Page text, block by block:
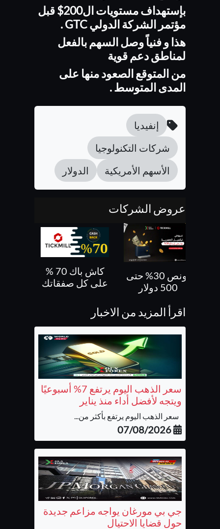
بإستهداف مستويات ال200$ قبل
مؤتمر الشركة الدولي GTC .
هذا و فنياً وصل السهم بالفعل
لمناطق دعم قوية
من المتوقع الصعود منها على
المدى المتوسط .
إنفيديا
شركات التكنولوجيا
الأسهم الأمريكية
الدولار
عروض الشركات
بونص 30% حتى
كاش باك 70 %
على كل صفقاتك
اقرأ المزيد من الاخبار
سعر الذهب اليوم يرتفع 7% أسبوعيًا
ويتجه لأفضل أداء منذ يناير
سعر الذهب اليوم يرتفع بأكثر من...
07/08/2026
جي بي مورغان يواجه مزاعم جديدة
حول قضايا الاحتيال